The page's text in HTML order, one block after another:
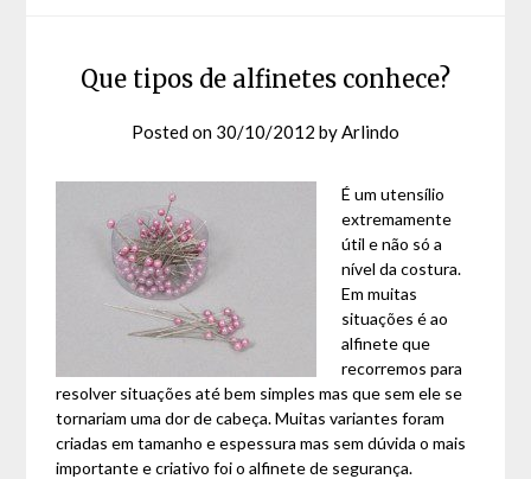
Que tipos de alfinetes conhece?
Posted on 30/10/2012 byArlindo
É um utensílio
extremamente
útil e não só a
nível da costura.
Em muitas
situações é ao
alfinete que
recorremos para
resolver situações até bem simples mas que sem ele se
tornariam uma dor de cabeça. Muitas variantes foram
criadas em tamanho e espessura mas sem dúvida o mais
importante e criativo foi o alfinete de segurança.